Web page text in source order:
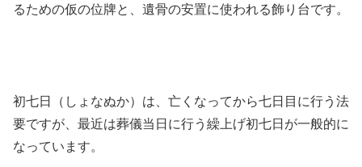
るための仮の位牌と、遺骨の安置に使われる飾り台です。
初七日（しょなぬか）は、亡くなってから七日目に行う法
要ですが、最近は葬儀当日に行う繰上げ初七日が一般的に
なっています。